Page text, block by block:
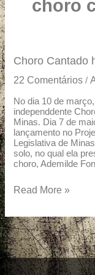
choro
Choro Cantado
22 Comentários /
No dia 10 de
independdente
Minas. Dia 7 de
lançamento no
Legislativa de
solo, no qual ela
choro, Ademilde
Choro
homenageia
Ademilde
Fonseca
Read More »